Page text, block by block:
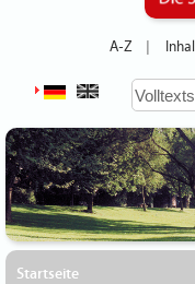
A-Z
Startseite